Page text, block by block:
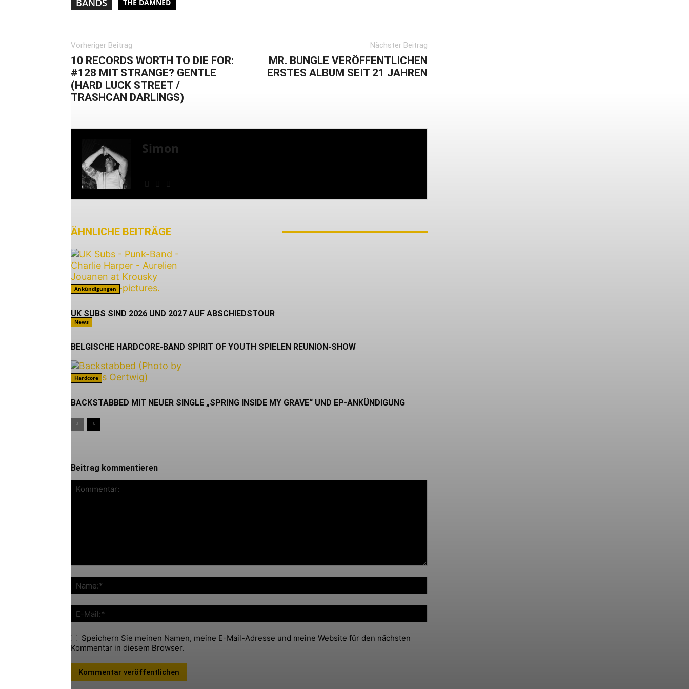
BANDS THE DAMNED
Vorheriger Beitrag
10 RECORDS WORTH TO DIE FOR:
#128 MIT STRANGE? GENTLE
(HARD LUCK STREET /
TRASHCAN DARLINGS)
Nächster Beitrag
MR. BUNGLE VERÖFFENTLICHEN
ERSTES ALBUM SEIT 21 JAHREN
Simon
ÄHNLICHE BEITRÄGE
Ankündigungen
UK SUBS SIND 2026 UND 2027 AUF ABSCHIEDSTOUR
News
BELGISCHE HARDCORE-BAND SPIRIT OF YOUTH SPIELEN REUNION-SHOW
Hardcore
BACKSTABBED MIT NEUER SINGLE „SPRING INSIDE MY GRAVE“ UND EP-ANKÜNDIGUNG
Beitrag kommentieren
Speichern Sie meinen Namen, meine E-Mail-Adresse und meine Website für den nächsten
Kommentar in diesem Browser.